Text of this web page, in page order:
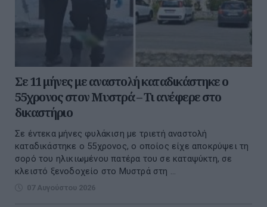
Σε 11 μήνες με αναστολή καταδικάστηκε ο
55χρονος στον Μυστρά – Τι ανέφερε στο
δικαστήριο
Σε έντεκα μήνες φυλάκιση με τριετή αναστολή
καταδικάστηκε ο 55χρονος, ο οποίος είχε αποκρύψει τη
σορό του ηλικιωμένου πατέρα του σε καταψύκτη, σε
κλειστό ξενοδοχείο στο Μυστρά στη ...
07 Αυγούστου 2026